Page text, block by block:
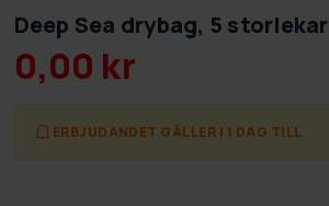
Deep Sea drybag, 5 storlekar
0,00 kr
ERBJUDANDET GÄLLER I 1 DAG TILL